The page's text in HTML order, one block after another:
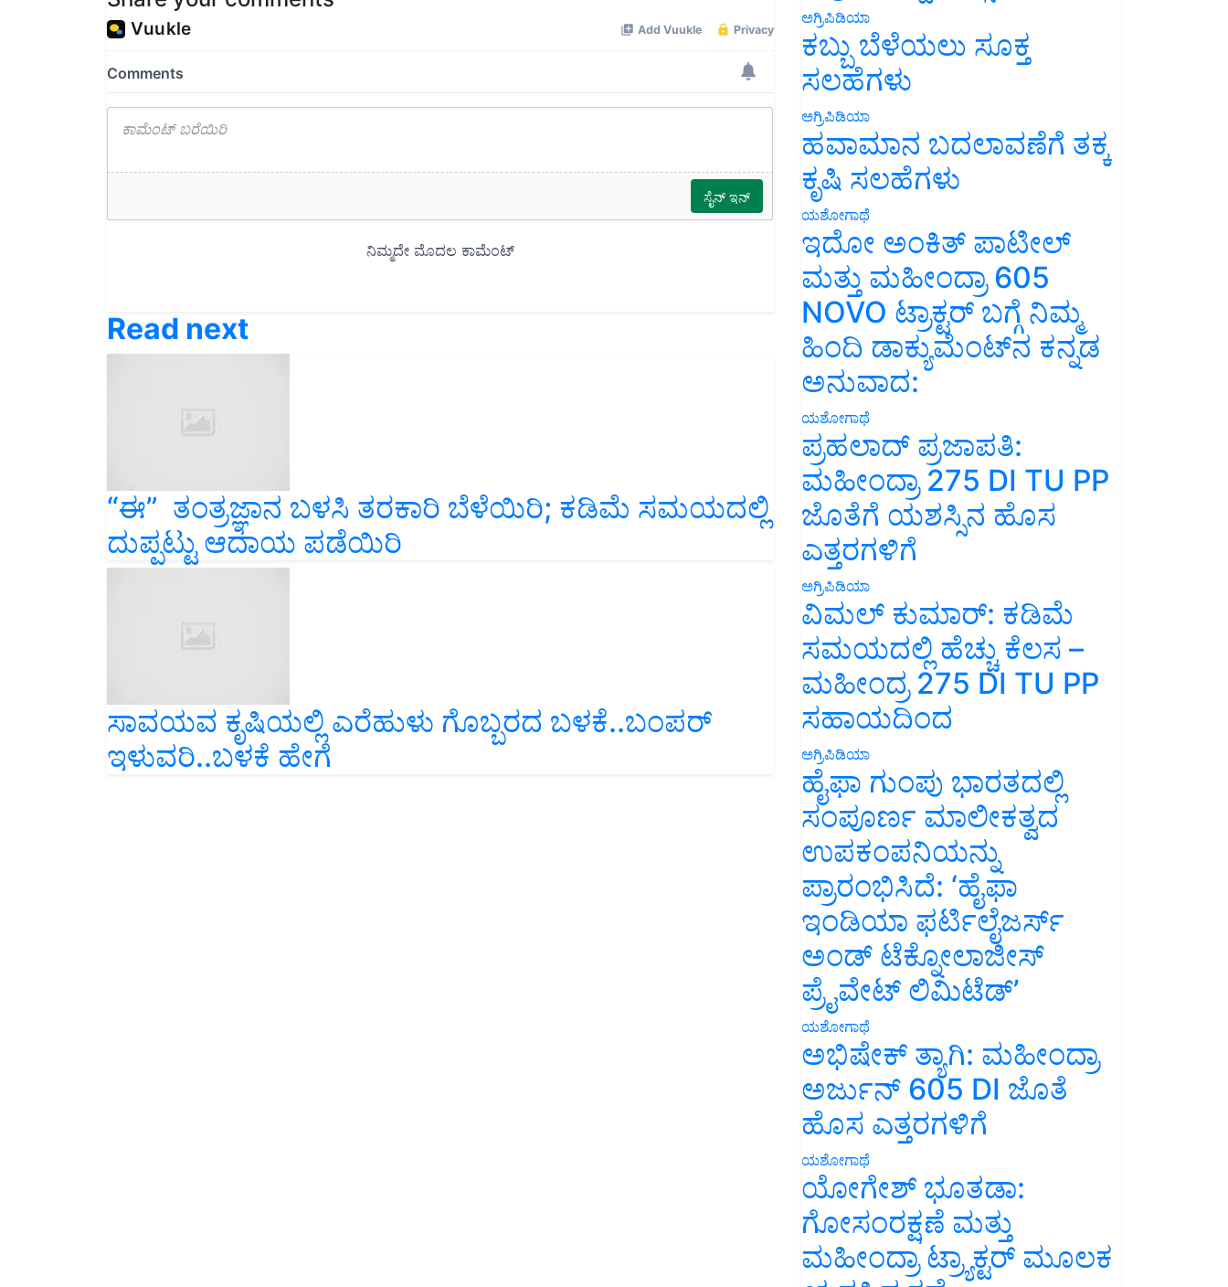
“ಈ” ತಂತ್ರಜ್ಞಾನ ಬಳಸಿ ತರಕಾರಿ ಬೆಳೆಯಿರಿ; ಕಡಿಮೆ ಸಮಯದಲ್ಲಿ
ದುಪ್ಪಟ್ಟು ಆದಾಯ ಪಡೆಯಿರಿ
ಸಾವಯವ ಕೃಷಿಯಲ್ಲಿ ಎರೆಹುಳು ಗೊಬ್ಬರದ ಬಳಕೆ..ಬಂಪರ್‌
ಇಳುವರಿ..ಬಳಕೆ ಹೇಗೆ
ಅಗ್ರಿಪಿಡಿಯಾ
ಕಬ್ಬು ಬೆಳೆಯಲು ಸೂಕ್ತ
ಸಲಹೆಗಳು
ಅಗ್ರಿಪಿಡಿಯಾ
ಹವಾಮಾನ ಬದಲಾವಣೆಗೆ ತಕ್ಕ
ಕೃಷಿ ಸಲಹೆಗಳು
ಯಶೋಗಾಥೆ
ಇದೋ ಅಂಕಿತ್ ಪಾಟೀಲ್
ಮತ್ತು ಮಹೀಂದ್ರಾ 605
NOVO ಟ್ರಾಕ್ಟರ್ ಬಗ್ಗೆ ನಿಮ್ಮ
ಹಿಂದಿ ಡಾಕ್ಯುಮೆಂಟ್‌ನ ಕನ್ನಡ
ಅನುವಾದ:
ಯಶೋಗಾಥೆ
ಪ್ರಹಲಾದ್ ಪ್ರಜಾಪತಿ:
ಮಹೀಂದ್ರಾ 275 DI TU PP
ಜೊತೆಗೆ ಯಶಸ್ಸಿನ ಹೊಸ
ಎತ್ತರಗಳಿಗೆ
ಅಗ್ರಿಪಿಡಿಯಾ
ವಿಮಲ್ ಕುಮಾರ್: ಕಡಿಮೆ
ಸಮಯದಲ್ಲಿ ಹೆಚ್ಚು ಕೆಲಸ –
ಮಹೀಂದ್ರ 275 DI TU PP
ಸಹಾಯದಿಂದ
ಅಗ್ರಿಪಿಡಿಯಾ
ಹೈಫಾ ಗುಂಪು ಭಾರತದಲ್ಲಿ
ಸಂಪೂರ್ಣ ಮಾಲೀಕತ್ವದ
ಉಪಕಂಪನಿಯನ್ನು
ಪ್ರಾರಂಭಿಸಿದೆ: ‘ಹೈಫಾ
ಇಂಡಿಯಾ ಫರ್ಟಿಲೈಜರ್ಸ್
ಅಂಡ್ ಟೆಕ್ನೋಲಾಜೀಸ್
ಪ್ರೈವೇಟ್ ಲಿಮಿಟೆಡ್’
ಯಶೋಗಾಥೆ
ಅಭಿಷೇಕ್ ತ್ಯಾಗಿ: ಮಹೀಂದ್ರಾ
ಅರ್ಜುನ್ 605 DI ಜೊತೆ
ಹೊಸ ಎತ್ತರಗಳಿಗೆ
ಯಶೋಗಾಥೆ
ಯೋಗೇಶ್ ಭೂತಡಾ:
ಗೋಸಂರಕ್ಷಣೆ ಮತ್ತು
ಮಹೀಂದ್ರಾ ಟ್ರ್ಯಾಕ್ಟರ್ ಮೂಲಕ